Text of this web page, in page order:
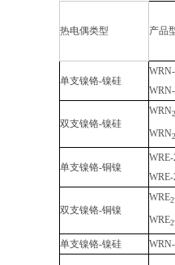
热电偶类型 产品
单支镍铬-镍硅
双支镍铬-镍硅
WRN2
WRN2
单支镍铬-铜镍
WRE-
双支镍铬-铜镍
WRE2
WRE2
单支镍铬-镍硅